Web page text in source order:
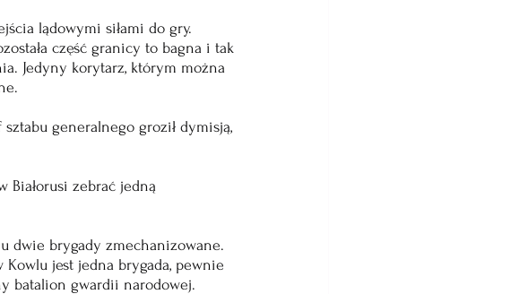
lądowymi siłami do gry.
część granicy to bagna i tak
Jedyny korytarz, którym można
generalnego groził dymisją,
Białorusi zebrać jedną
dwie brygady zmechanizowane.
jest jedna brygada, pewnie
batalion gwardii narodowej.